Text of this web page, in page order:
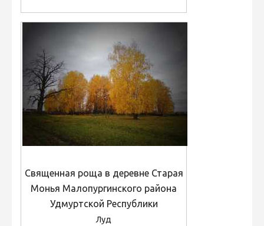
Священная роща в деревне Старая
Монья Малопургинского района
Удмуртской Республики
Луд